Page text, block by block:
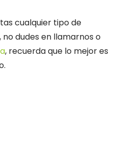
cualquier tipo de
dudes en llamarnos o
, recuerda que lo mejor es